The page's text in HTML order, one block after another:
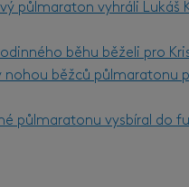
půlmaraton vyhráli Lukáš
běhu běželi pro
nohou běžců půlmaratonu
půlmaratonu vysbíral do